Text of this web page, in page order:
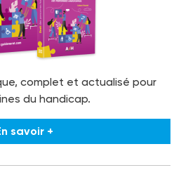
complet et actualisé pour
du handicap.
savoir +